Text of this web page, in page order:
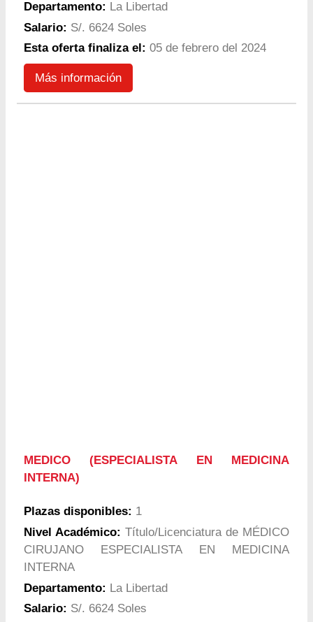
Departamento: La Libertad
Salario: S/. 6624 Soles
Esta oferta finaliza el: 05 de febrero del 2024
Más información
MEDICO (ESPECIALISTA EN MEDICINA
INTERNA)
Plazas disponibles: 1
Nivel Académico: Título/Licenciatura de MÉDICO
CIRUJANO ESPECIALISTA EN MEDICINA
INTERNA
Departamento: La Libertad
Salario: S/. 6624 Soles